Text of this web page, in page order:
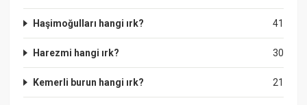
41
Haşimoğulları hangi ırk?
30
Harezmi hangi ırk?
21
Kemerli burun hangi ırk?